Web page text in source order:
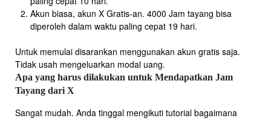
Akun biasa, akun X Gratis-an. 4000 Jam tayang bisa
diperoleh dalam waktu paling cepat 19 hari.
Untuk memulai disarankan menggunakan akun gratis saja.
Tidak usah mengeluarkan modal uang.
Apa yang harus dilakukan untuk Mendapatkan Jam
Tayang dari X
Sangat mudah. Anda tinggal mengikuti tutorial bagaimana